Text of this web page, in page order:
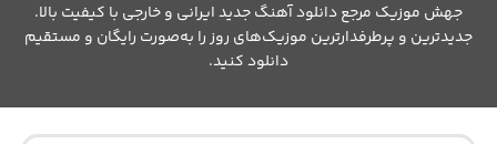
جهش موزیک مرجع دانلود آهنگ جدید ایرانی و خارجی با کیفیت بالا.
جدیدترین و پرطرفدارترین موزیک‌های روز را به‌صورت رایگان و مستقیم
دانلود کنید.